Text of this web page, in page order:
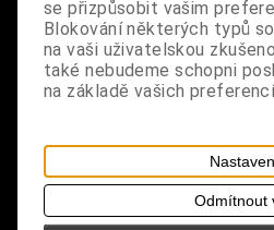
Tabulky velikostí: zde
Výrobce:import DE
Katalogové číslo:DOMBNASBPUS6848
Záruka (měsíců): 24
Dotaz na výrobek
materiál: 100% polyester
design: vyšívaná nášivka,
se přizpůsobit vašim
Blokování některých typů
na vaši uživatelskou
také nebudeme schopni
na základě vašich
Odmítnout